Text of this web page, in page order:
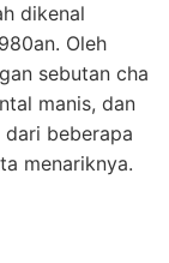
dikenal
Oleh
sebutan cha
manis, dan
beberapa
menariknya.